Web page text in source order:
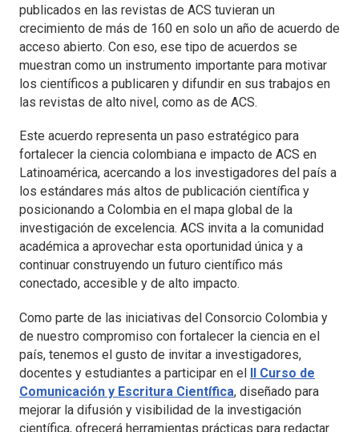
publicados en las revistas de ACS tuvieran un
crecimiento de más de 160 en solo un año de acuerdo de
acceso abierto. Con eso, ese tipo de acuerdos se
muestran como un instrumento importante para motivar
los científicos a publicaren y difundir en sus trabajos en
las revistas de alto nivel, como as de ACS.
Este acuerdo representa un paso estratégico para
fortalecer la ciencia colombiana e impacto de ACS en
Latinoamérica, acercando a los investigadores del país a
los estándares más altos de publicación científica y
posicionando a Colombia en el mapa global de la
investigación de excelencia. ACS invita a la comunidad
académica a aprovechar esta oportunidad única y a
continuar construyendo un futuro científico más
conectado, accesible y de alto impacto.
Como parte de las iniciativas del Consorcio Colombia y
de nuestro compromiso con fortalecer la ciencia en el
país, tenemos el gusto de invitar a investigadores,
docentes y estudiantes a participar en el II Curso de
Comunicación y Escritura Científica, diseñado para
mejorar la difusión y visibilidad de la investigación
científica, ofrecerá herramientas prácticas para redactar